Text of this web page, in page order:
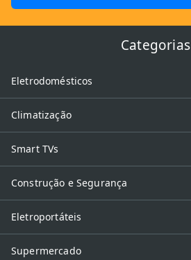
Categorias
Eletrodomésticos
Climatização
Smart TVs
Construção e Segurança
Eletroportáteis
Supermercado